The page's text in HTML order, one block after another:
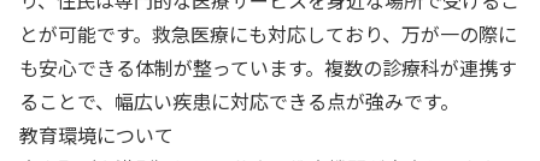
とが可能です。救急医療にも対応しており、万が一の際に
も安心できる体制が整っています。複数の診療科が連携す
ることで、幅広い疾患に対応できる点が強みです。
教育環境について